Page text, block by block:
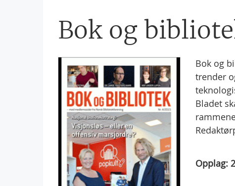
Bok og
Bok og
trender
Bladet
Opplag: